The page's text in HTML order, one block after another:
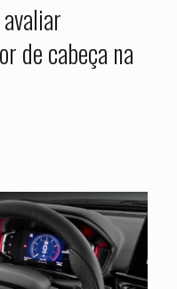
de cabeça na